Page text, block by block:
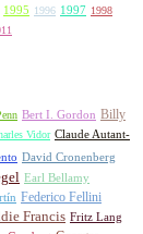
1995 1996 1997 1998
Bert I. Gordon Billy
Vidor Claude Autant-
David Cronenberg
Earl Bellamy
Federico Fellini
Francis Fritz Lang